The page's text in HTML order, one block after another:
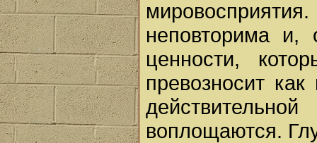
неповторима и,
ценности,
превозносит
воплощаются.